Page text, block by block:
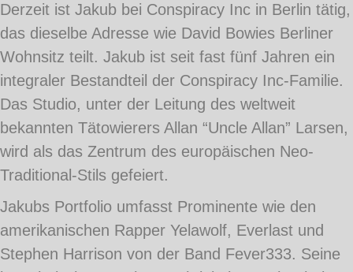
Derzeit ist Jakub bei Conspiracy Inc in Berlin tätig,
das dieselbe Adresse wie David Bowies Berliner
Wohnsitz teilt. Jakub ist seit fast fünf Jahren ein
integraler Bestandteil der Conspiracy Inc-Familie.
Das Studio, unter der Leitung des weltweit
bekannten Tätowierers Allan “Uncle Allan” Larsen,
wird als das Zentrum des europäischen Neo-
Traditional-Stils gefeiert.
Jakubs Portfolio umfasst Prominente wie den
amerikanischen Rapper Yelawolf, Everlast und
Stephen Harrison von der Band Fever333. Seine